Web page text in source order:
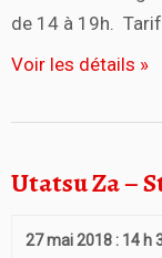
de 14 à 19h. Tarif
Voir les détails »
Utatsu Za –
27 mai 2018 : 14 h